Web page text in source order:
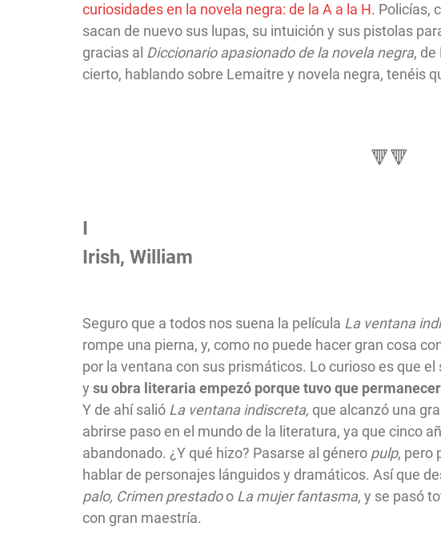
curiosidades en la novela negra: de la A a la H. Policías,
sacan de nuevo sus lupas, su intuición y sus pistolas
gracias al Diccionario apasionado de la novela negra,
cierto, hablando sobre Lemaitre y novela negra, tenéis
🔻🔻
I
Irish, William
Seguro que a todos nos suena la película La ventana
rompe una pierna, y, como no puede hacer gran cosa
por la ventana con sus prismáticos. Lo curioso es que
y su obra literaria empezó porque tuvo que
Y de ahí salió La ventana indiscreta, que alcanzó una
abrirse paso en el mundo de la literatura, ya que cinco
abandonado. ¿Y qué hizo? Pasarse al género pulp, pero
hablar de personajes lánguidos y dramáticos. Así que
palo, Crimen prestadoo La mujer fantasma, y se pasó
con gran maestría.